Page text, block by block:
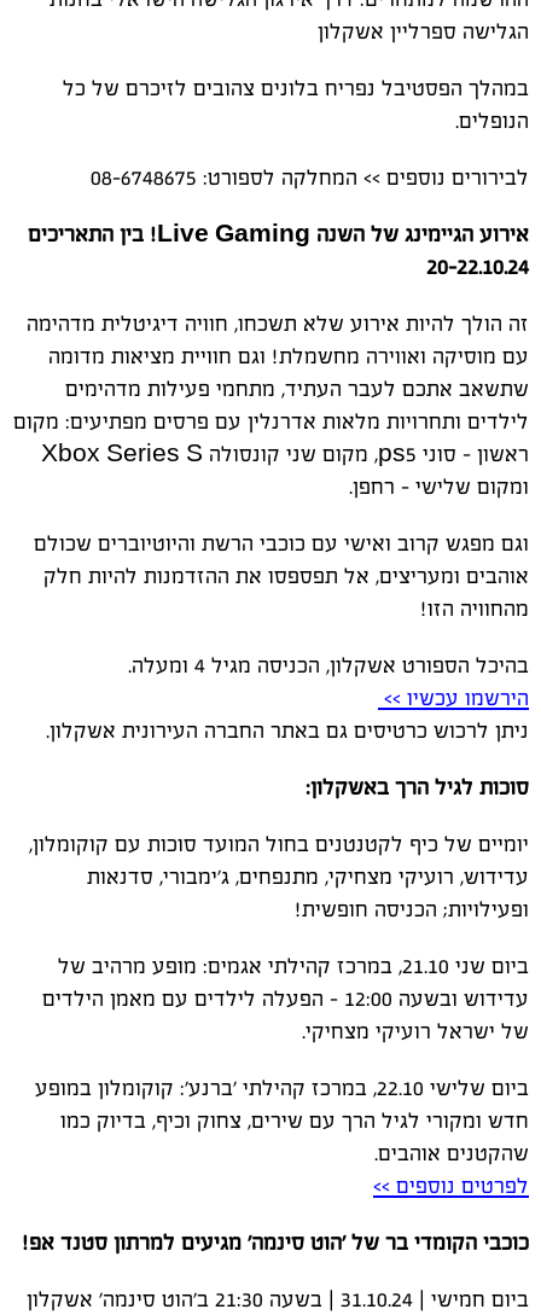
הגלישה ספרליין אשקלון
במהלך הפסטיבל נפריח בלונים צהובים לזיכרם של כל
הנופלים.
לבירורים נוספים >> המחלקה לספורט: 08-6748675
אירוע הגיימינג של השנה Live Gaming ! בין התאריכים
20-22.10.24
זה הולך להיות אירוע שלא תשכחו, חוויה דיגיטלית מדהימה
עם מוסיקה ואווירה מחשמלת! וגם חוויית מציאות מדומה
שתשאב אתכם לעבר העתיד, מתחמי פעילות מדהימים
לילדים ותחרויות מלאות אדרנלין עם פרסים מפתיעים: מקום
ראשון - סוני ps5, מקום שני קונסולה Xbox Series S
ומקום שלישי - רחפן.
וגם מפגש קרוב ואישי עם כוכבי הרשת והיוטיוברים שכולם
אוהבים ומעריצים, אל תפספסו את ההזדמנות להיות חלק
מהחוויה הזו!
בהיכל הספורט אשקלון, הכניסה מגיל 4 ומעלה.
הירשמו עכשיו >>
ניתן לרכוש כרטיסים גם באתר החברה העירונית אשקלון.
סוכות לגיל הרך באשקלון:
יומיים של כיף לקטנטנים בחול המועד סוכות עם קוקומלון,
עדידוש, רועיקי מצחיקי, מתנפחים, ג'ימבורי, סדנאות
ופעילויות; הכניסה חופשית!
ביום שני 21.10, במרכז קהילתי אגמים: מופע מרהיב של
עדידוש ובשעה 12:00 - הפעלה לילדים עם מאמן הילדים
של ישראל רועיקי מצחיקי.
ביום שלישי 22.10, במרכז קהילתי 'ברנע': קוקומלון במופע
חדש ומקורי לגיל הרך עם שירים, צחוק וכיף, בדיוק כמו
שהקטנים אוהבים.
לפרטים נוספים >>
כוכבי הקומדי בר של 'הוט סינמה' מגיעים למרתון סטנד אפ!
ביום חמישי | 31.10.24 | בשעה 21:30 ב'הוט סינמה' אשקלון